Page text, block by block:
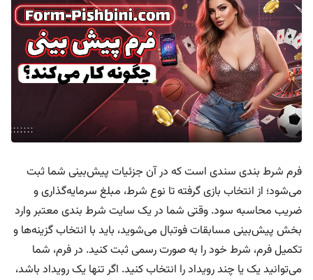
و
ن
و
س
ا
و
ل
ی
ه
و
ج
د
ی
ه
د
فرم شرط بندی سندی است که در آن جزئیات پیش‌بینی شما ثبت
می‌شود؛ از انتخاب بازی گرفته تا نوع شرط، مبلغ سرمایه‌گذاری و
ضریب محاسبه سود. وقتی شما در یک سایت شرط بندی معتبر وارد
بخش پیش‌بینی مسابقات فوتبال می‌شوید، باید با انتخاب گزینه‌ها و
تکمیل فرم، شرط خود را به صورت رسمی ثبت کنید. در فرم، شما
می‌توانید یک یا چند رویداد را انتخاب کنید. اگر تنها یک رویداد باشد،